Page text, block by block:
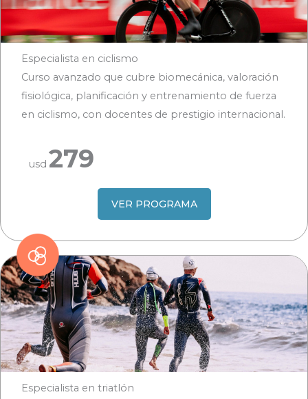
Especialista en ciclismo
Curso avanzado que cubre biomecánica, valoración
fisiológica, planificación y entrenamiento de fuerza
en ciclismo, con docentes de prestigio internacional.
usd 279
VER PROGRAMA
Especialista en triatlón